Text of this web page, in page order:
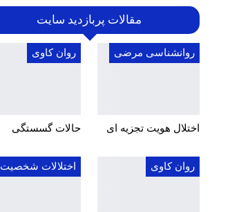
مقالات پربازدید سایت
روانشناسی مرضی
اختلال هویت تجزیه ای
روان کاوی
حالات گسستگی
روان کاوی اختلالات شخصیت